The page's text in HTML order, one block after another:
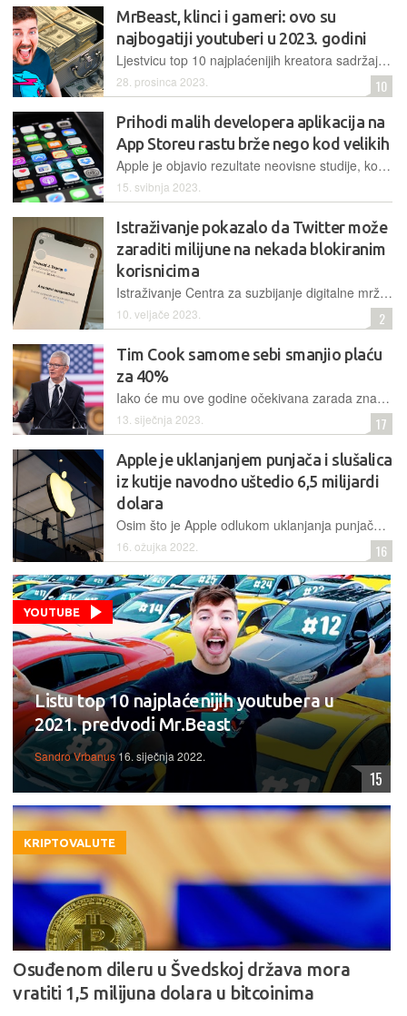
MrBeast, klinci i gameri: ovo su
najbogatiji youtuberi u 2023. godini
Ljestvicu top 10 najplaćenijih kreatora sadržaja na YouTubeu još jednom predvodi Jimmy Donaldson, poznatiji kao MrBeast, koji je trenutačno i autor s najvećim brojem pretplatnika na tom servisu
28. prosinca 2023. 10
Prihodi malih developera aplikacija na
App Storeu rastu brže nego kod velikih
Apple je objavio rezultate neovisne studije, koja pokazuje kako su mali developeri generator rasta prometa kod mobilnih aplikacija za iOS, s porastom prihoda od 71% u tri godine
15. svibnja 2023.
Istraživanje pokazalo da Twitter može
zaraditi milijune na nekada blokiranim
korisnicima
Istraživanje Centra za suzbijanje digitalne mržnje (CCDH) procjenjuje da Twitter godišnje može "generirati do 19 milijuna dolara prihoda od oglašavanja" od samo nekoliko korisničkih računa
10. veljače 2023. 2
Tim Cook samome sebi smanjio plaću
za 40%
Iako će mu ove godine očekivana zarada značajno biti smanjena, Cook će i dalje vrlo vjerojatno na svoj račun do kraja 2023. primiti oko 49 milijuna dolara u novcu i dionicama
13. siječnja 2023. 17
Apple je uklanjanjem punjača i slušalica
iz kutije navodno uštedio 6,5 milijardi
dolara
Osim što je Apple odlukom uklanjanja punjača i slušalica iz kutije smanjio svoju godišnju emisiju ugljika za dva milijuna metričkih tona, čini se da su uspjeli i značajno uštedjeti
16. ožujka 2022. 16
YOUTUBE
Listu top 10 najplaćenijih youtubera u
2021. predvodi Mr.Beast
Sandro Vrbanus16. siječnja 2022.
15
KRIPTOVALUTE
Osuđenom dileru u Švedskoj država mora
vratiti 1,5 milijuna dolara u bitcoinima